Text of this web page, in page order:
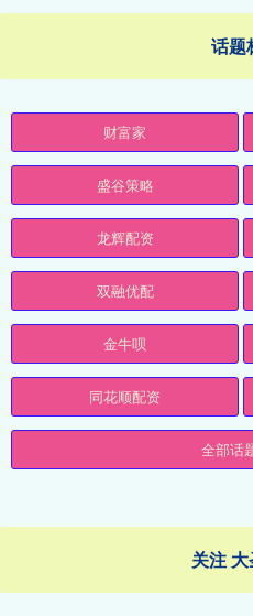
话题
财富家
盛谷策略
龙辉配资
双融优配
金牛呗
同花顺配资
全部话
关注